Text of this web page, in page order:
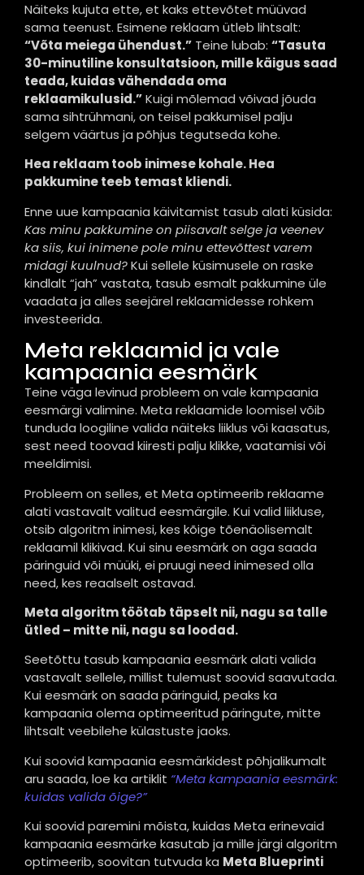
Näiteks kujuta ette, et kaks ettevõtet müüvad
sama teenust. Esimene reklaam ütleb lihtsalt:
“Võta meiega ühendust.” Teine lubab: “Tasuta
30-minutiline konsultatsioon, mille käigus saad
teada, kuidas vähendada oma
reklaamikulusid.”Kuigi mõlemad võivad jõuda
sama sihtrühmani, on teisel pakkumisel palju
selgem väärtus ja põhjus tegutseda kohe.
Hea reklaam toob inimese kohale. Hea
pakkumine teeb temast kliendi.
Enne uue kampaania käivitamist tasub alati küsida:
Kas minu pakkumine on piisavalt selge ja veenev
ka siis, kui inimene pole minu ettevõttest varem
midagi kuulnud?Kui sellele küsimusele on raske
kindlalt “jah” vastata, tasub esmalt pakkumine üle
vaadata ja alles seejärel reklaamidesse rohkem
investeerida.
Meta reklaamid ja vale
kampaania eesmärk
Teine väga levinud probleem on vale kampaania
eesmärgi valimine. Meta reklaamide loomisel võib
tunduda loogiline valida näiteks liiklus või kaasatus,
sest need toovad kiiresti palju klikke, vaatamisi või
meeldimisi.
Probleem on selles, et Meta optimeerib reklaame
alati vastavalt valitud eesmärgile. Kui valid liikluse,
otsib algoritm inimesi, kes kõige tõenäolisemalt
reklaamil klikivad. Kui sinu eesmärk on aga saada
päringuid või müüki, ei pruugi need inimesed olla
need, kes reaalselt ostavad.
Meta algoritm töötab täpselt nii, nagu sa talle
ütled – mitte nii, nagu sa loodad.
Seetõttu tasub kampaania eesmärk alati valida
vastavalt sellele, millist tulemust soovid saavutada.
Kui eesmärk on saada päringuid, peaks ka
kampaania olema optimeeritud päringute, mitte
lihtsalt veebilehe külastuste jaoks.
Kui soovid kampaania eesmärkidest põhjalikumalt
aru saada, loe ka artiklit “Meta kampaania eesmärk:
kuidas valida õige?”
Kui soovid paremini mõista, kuidas Meta erinevaid
kampaania eesmärke kasutab ja mille järgi algoritm
optimeerib, soovitan tutvuda ka Meta Blueprinti